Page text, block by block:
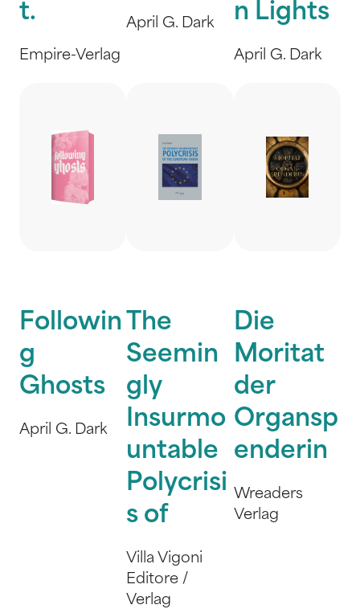
t.
Empire-Verlag
April G. Dark
n Lights
April G. Dark
Followin
g
Ghosts
April G. Dark
The
Seemin
gly
Insurmo
untable
Polycrisi
s of
Villa Vigoni
Editore /
Verlag
Die
Moritat
der
Organsp
enderin
Wreaders
Verlag